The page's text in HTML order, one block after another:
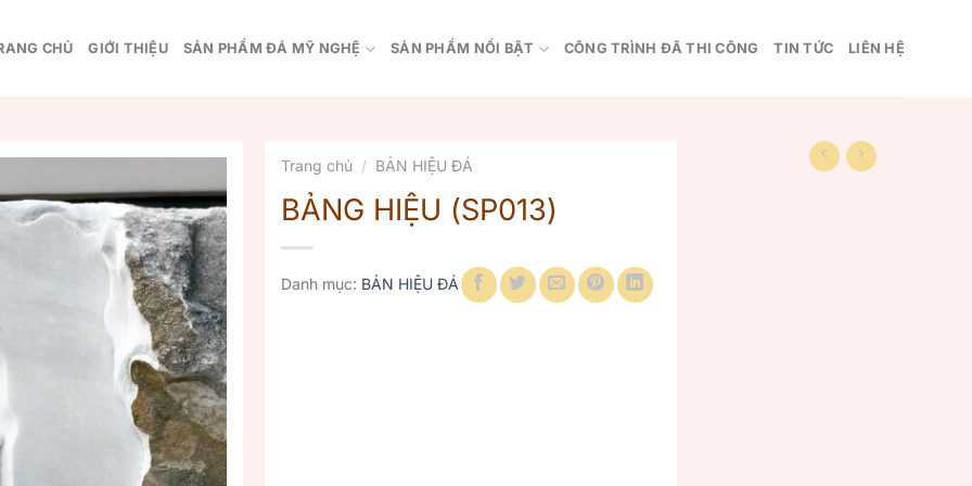
CHỦ GIỚI THIỆU SẢN PHẨM ĐÁ MỸ NGHỆ SẢN PHẨM NỔI BẬT CÔNG TRÌNH ĐÃ THI CÔNG TIN TỨC LIÊN HỆ
Trang chủ / BẢN HIỆU ĐÁ
BẢNG HIỆU (SP013)
Danh mục: BẢN HIỆU ĐÁ